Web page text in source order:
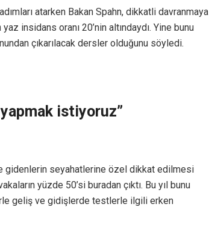
atarken Bakan Spahn, dikkatli davranmaya
insidans oranı 20’nin altındaydı. Yine bunu
çıkarılacak dersler olduğunu söyledi.
istiyoruz”
gidenlerin seyahatlerine özel dikkat edilmesi
yüzde 50’si buradan çıktı. Bu yıl bunu
geliş ve gidişlerde testlerle ilgili erken